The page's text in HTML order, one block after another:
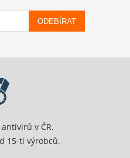
ODEBÍRAT
v ČR.
15-ti výrobců.